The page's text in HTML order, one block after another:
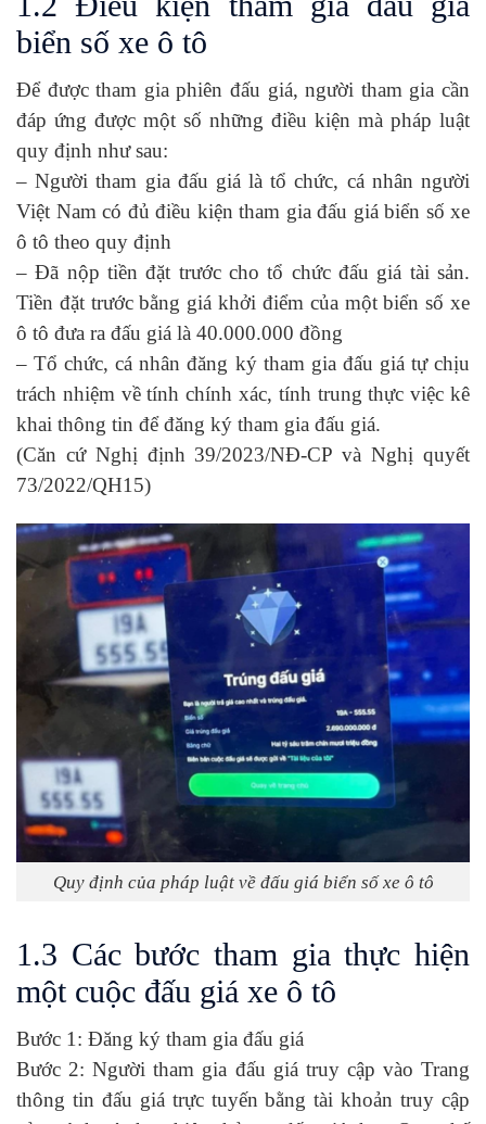
biển số xe ô tô
Để được tham gia phiên đấu giá, người tham gia cần
đáp ứng được một số những điều kiện mà pháp luật
quy định như sau:
– Người tham gia đấu giá là tổ chức, cá nhân người
Việt Nam có đủ điều kiện tham gia đấu giá biển số xe
ô tô theo quy định
– Đã nộp tiền đặt trước cho tổ chức đấu giá tài sản.
Tiền đặt trước bằng giá khởi điểm của một biển số xe
ô tô đưa ra đấu giá là 40.000.000 đồng
– Tổ chức, cá nhân đăng ký tham gia đấu giá tự chịu
trách nhiệm về tính chính xác, tính trung thực việc kê
khai thông tin để đăng ký tham gia đấu giá.
(Căn cứ Nghị định 39/2023/NĐ-CP và Nghị quyết
73/2022/QH15)
Quy định của pháp luật về đấu giá biển số xe ô tô
1.3 Các bước tham gia thực hiện
một cuộc đấu giá xe ô tô
Bước 1: Đăng ký tham gia đấu giá
Bước 2: Người tham gia đấu giá truy cập vào Trang
thông tin đấu giá trực tuyến bằng tài khoản truy cập